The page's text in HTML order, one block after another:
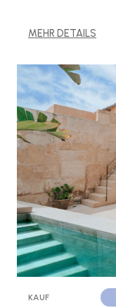
MEHR DETAILS
KAUF